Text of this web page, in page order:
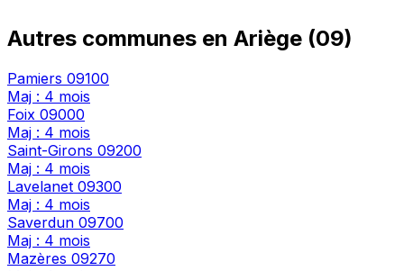
Autres communes en Ariège (09)
Pamiers 09100
Maj : 4 mois
Foix 09000
Maj : 4 mois
Saint-Girons 09200
Maj : 4 mois
Lavelanet 09300
Maj : 4 mois
Saverdun 09700
Maj : 4 mois
Mazères 09270